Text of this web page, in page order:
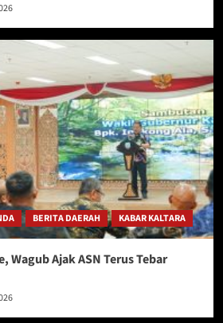
BERITA DAERAH KABAR KALTARA
Wagub Ajak ASN Terus Tebar